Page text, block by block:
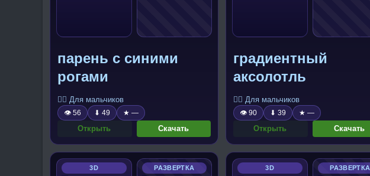
парень с синими
рогами
🧍‍♂️ Для мальчиков
👁 56 ⬇ 49 ★ —
Открыть Скачать
градиентный
аксолотль
🧍‍♂️ Для мальчиков
👁 90 ⬇ 39 ★ —
Открыть Скачать
3D РАЗВЕРТКА 3D РАЗВЕРТКА